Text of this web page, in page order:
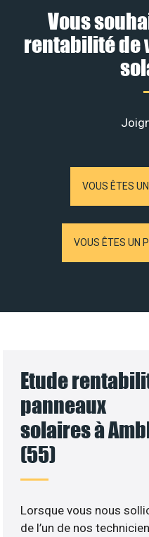
Vous
rentabilité de
VOUS ÊTES
VOUS ÊTES UN
Etude
panneaux
solaires à
(55)
Lorsque vous nous
de l’un de nos